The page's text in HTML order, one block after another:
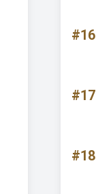
#16
#17
#18